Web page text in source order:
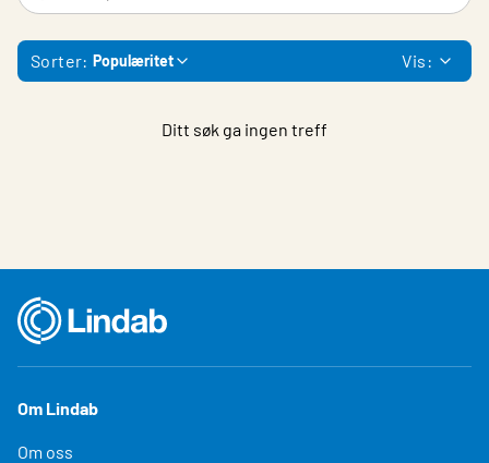
Sorter: Populæritet Vis:
Ditt søk ga ingen treff
Om Lindab
Om oss